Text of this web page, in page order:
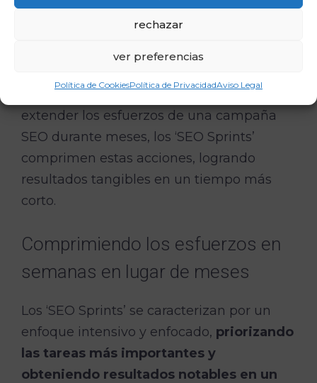
rechazar
ver preferencias
Política de CookiesPolítica de PrivacidadAviso Legal
La metodología SEO personalizada
conocida como ‘SEO Sprints’ es una
estrategia efectiva para optimizar la
manera más rápida y eficiente. En lugar de
extender los esfuerzos de una campaña
SEO durante meses, los ‘SEO Sprints’
comprimen estas acciones, logrando
resultados tangibles en un tiempo más
corto.
Comprimiendo los esfuerzos en
semanas en lugar de meses
Los ‘SEO Sprints’ se caracterizan por un
enfoque intensivo y enfocado, priorizando
las tareas más importantes y
obteniendo resultados notables en un